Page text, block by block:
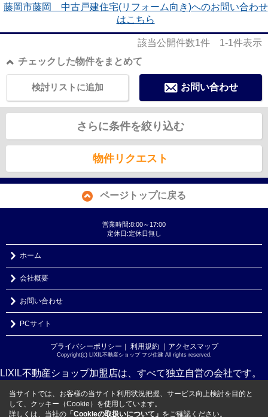
藤岡市藤岡 中古戸建住宅(リフォーム向き)へのお問い合わせ
はこちら
該当公開件数1件 1-1件表示
チェックした物件をまとめて
お問い合わせ
検討リストに追加
さらに条件を絞り込む
物件リクエスト
ページトップに戻る
営業時間:8:00～17:00
定休日:定休日無し
ホーム
会社概要
お問い合わせ
PCサイト
プライバシーポリシー ｜ 利用規約 ｜アクセスマップ
Copyright(c) LIXIL不動産ショップ フジ住建 All rights reserved.
LIXIL不動産ショップ加盟店は、すべて独立自営の会社です。
当サイトでは、お客様の当サイト利用状況把握、サービス向上検討を目的と
して、クッキー（Cookie）を使用しています。
詳しくは、当社の 「Cookieの取扱いについて」 をご確認ください。